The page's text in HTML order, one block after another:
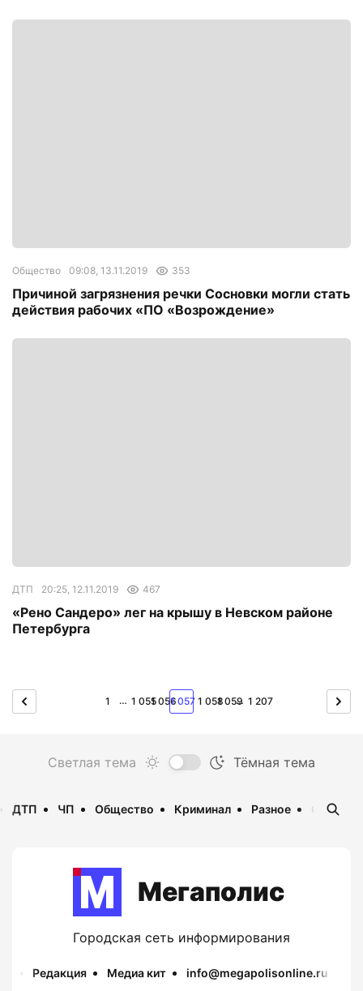
Общество 09:08, 13.11.2019 353
Причиной загрязнения речки Сосновки могли стать
действия рабочих «ПО «Возрождение»
ДТП 20:25, 12.11.2019 467
«Рено Сандеро» лег на крышу в Невском районе
Петербурга
1 … 1 0551 0561 057 1 0581 059
… 1 207
ДТП ЧП Общество Криминал Разное
Мегаполис
Городская сеть информирования
Редакция Медиа кит info@megapolisonline.ru